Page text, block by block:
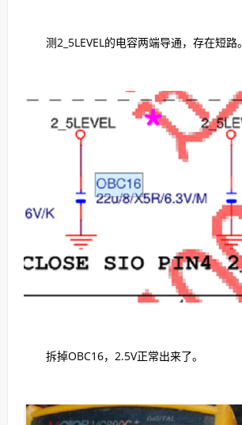
测2_5LEVEL的电容两端导通，存在短路。
拆掉OBC16，2.5V正常出来了。